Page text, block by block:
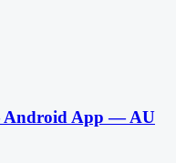
Android App — AU